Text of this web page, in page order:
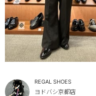
REGAL SHOES
ヨドバシ京都店